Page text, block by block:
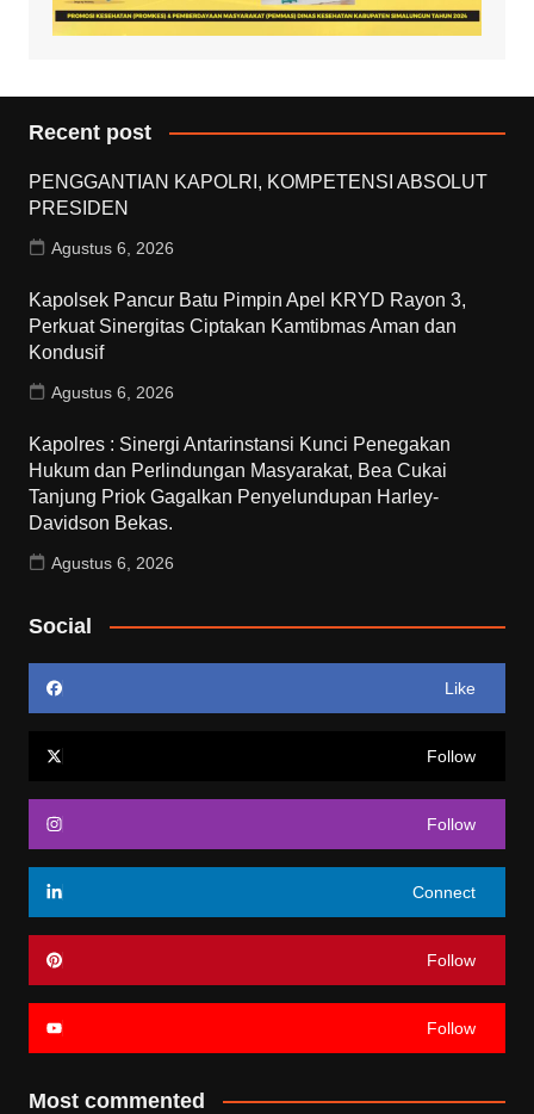
Recent post
PENGGANTIAN KAPOLRI, KOMPETENSI ABSOLUT
PRESIDEN
Agustus 6, 2026
Kapolsek Pancur Batu Pimpin Apel KRYD Rayon 3,
Perkuat Sinergitas Ciptakan Kamtibmas Aman dan
Kondusif
Agustus 6, 2026
Kapolres : Sinergi Antarinstansi Kunci Penegakan
Hukum dan Perlindungan Masyarakat, Bea Cukai
Tanjung Priok Gagalkan Penyelundupan Harley-
Davidson Bekas.
Agustus 6, 2026
Social
Like
Follow
Follow
Connect
Follow
Follow
Most commented